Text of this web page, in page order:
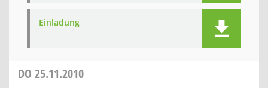
Einladung
DO 25.11.2010